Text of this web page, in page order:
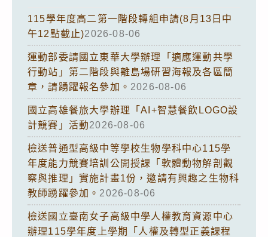
115學年度高二第一階段轉組申請(8月13日中
午12點截止)2026-08-06
運動部委請國立東華大學辦理「適應運動共學
行動站」第二階段與離島場研習海報及各區簡
章，請踴躍報名參加。 2026-08-06
國立高雄餐旅大學辦理「AI+智慧餐飲LOGO設
計競賽」活動2026-08-06
檢送普通型高級中等學校生物學科中心115學
年度能力競賽培訓公開授課「軟體動物解剖觀
察與推理」實施計畫1份，邀請有興趣之生物科
教師踴躍參加。 2026-08-06
檢送國立臺南女子高級中學人權教育資源中心
辦理115學年度上學期「人權及轉型正義課程